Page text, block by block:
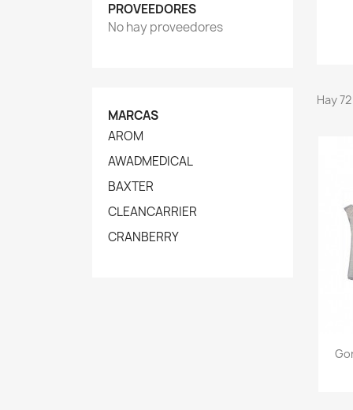
PROVEEDORES
No hay proveedores
MARCAS
AROM
AWADMEDICAL
BAXTER
CLEANCARRIER
CRANBERRY
Hay